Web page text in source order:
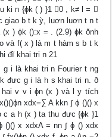
ki n {ϕk ( ) }1 0 , k≠ l = 
giao b t k ỳ, luơn luơn t n t
) ϕk ():x = . (2.9) ϕk ðnh
và f( x ) là m t hàm s b t k
đĩ khai tri n 21
i là khai tri n Fourier t ng
đưc g i là h s khai tri n. ð
hai v v i ϕn (x ) và l y tích
xdx=∑ A kkn ∫ ϕ ()() x
a h (x ) ta thu đưc {ϕk }1
()() x xdxA = nn ∫ ϕ () xdx